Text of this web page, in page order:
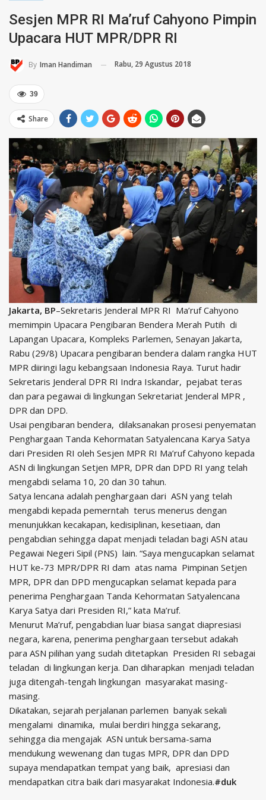
Sesjen MPR RI Ma’ruf Cahyono Pimpin
Upacara HUT MPR/DPR RI
By Iman Handiman Rabu, 29 Agustus 2018
39
Share
Jakarta, BP–Sekretaris Jenderal MPR RI Ma’ruf Cahyono
memimpin Upacara Pengibaran Bendera Merah Putih di
Lapangan Upacara, Kompleks Parlemen, Senayan Jakarta,
Rabu (29/8) Upacara pengibaran bendera dalam rangka HUT
MPR diiringi lagu kebangsaan Indonesia Raya. Turut hadir
Sekretaris Jenderal DPR RI Indra Iskandar, pejabat teras
dan para pegawai di lingkungan Sekretariat Jenderal MPR ,
DPR dan DPD.
Usai pengibaran bendera, dilaksanakan prosesi penyematan
Penghargaan Tanda Kehormatan Satyalencana Karya Satya
dari Presiden RI oleh Sesjen MPR RI Ma’ruf Cahyono kepada
ASN di lingkungan Setjen MPR, DPR dan DPD RI yang telah
mengabdi selama 10, 20 dan 30 tahun.
Satya lencana adalah penghargaan dari ASN yang telah
mengabdi kepada pemerntah terus menerus dengan
menunjukkan kecakapan, kedisiplinan, kesetiaan, dan
pengabdian sehingga dapat menjadi teladan bagi ASN atau
Pegawai Negeri Sipil (PNS) lain. “Saya mengucapkan selamat
HUT ke-73 MPR/DPR RI dam atas nama Pimpinan Setjen
MPR, DPR dan DPD mengucapkan selamat kepada para
penerima Penghargaan Tanda Kehormatan Satyalencana
Karya Satya dari Presiden RI,” kata Ma’ruf.
Menurut Ma’ruf, pengabdian luar biasa sangat diapresiasi
negara, karena, penerima penghargaan tersebut adakah
para ASN pilihan yang sudah ditetapkan Presiden RI sebagai
teladan di lingkungan kerja. Dan diharapkan menjadi teladan
juga ditengah-tengah lingkungan masyarakat masing-
masing.
Dikatakan, sejarah perjalanan parlemen banyak sekali
mengalami dinamika, mulai berdiri hingga sekarang,
sehingga dia mengajak ASN untuk bersama-sama
mendukung wewenang dan tugas MPR, DPR dan DPD
supaya mendapatkan tempat yang baik, apresiasi dan
mendapatkan citra baik dari masyarakat Indonesia.#duk